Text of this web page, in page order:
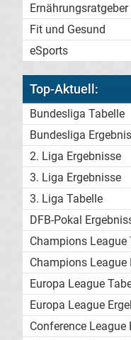
Ernährungsratgeber
Fit und Gesund
eSports
Top-Aktuell:
Bundesliga Tabelle
Bundesliga
2. Liga Ergebnisse
3. Liga Ergebnisse
3. Liga Tabelle
DFB-Pokal
Champions League
Champions League
Europa League
Europa League
Conference League